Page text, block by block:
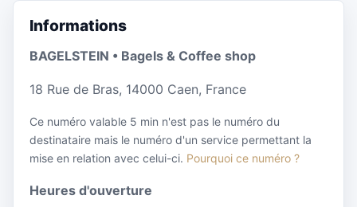
Informations
BAGELSTEIN • Bagels & Coffee shop
18 Rue de Bras, 14000 Caen, France
Ce numéro valable 5 min n'est pas le numéro du
destinataire mais le numéro d'un service permettant la
mise en relation avec celui-ci. Pourquoi ce numéro ?
Heures d'ouverture